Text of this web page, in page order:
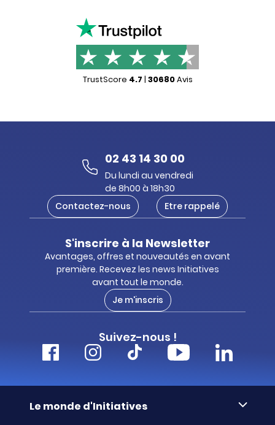
TrustScore 4.7 | 30680Avis
02 43 14 30 00
Du lundi au vendredi
de 8h00 à 18h30
Contactez-nous
Etre rappelé
S'inscrire à la Newsletter
Avantages, offres et nouveautés en avant
première. Recevez les news Initiatives
avant tout le monde.
Je m'inscris
Suivez-nous !
Le monde d'Initiatives